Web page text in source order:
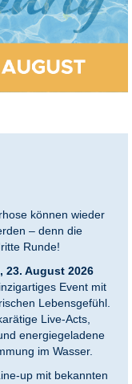
können wieder
– denn die
Runde!
23. August 2026
Event mit
Lebensgefühl.
Live-Acts,
energiegeladene
im Wasser.
up mit bekannten